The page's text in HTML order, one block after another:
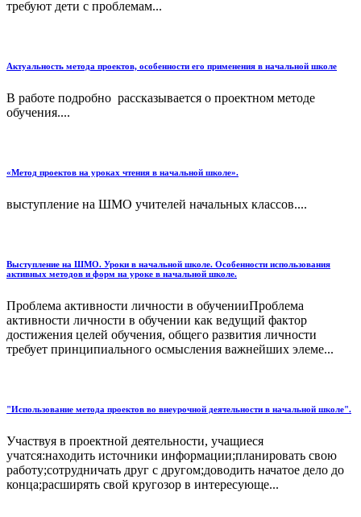
требуют дети с проблемам...
Актуальность метода проектов, особенности его применения в начальной школе
В работе подробно рассказывается о проектном методе
обучения....
«Метод проектов на уроках чтения в начальной школе».
выступление на ШМО учителей начальных классов....
Выступление на ШМО. Уроки в начальной школе. Особенности использования
активных методов и форм на уроке в начальной школе.
Проблема активности личности в обученииПроблема
активности личности в обучении как ведущий фактор
достижения целей обучения, общего развития личности
требует принципиального осмысления важнейших элеме...
"Использование метода проектов во внеурочной деятельности в начальной школе".
Участвуя в проектной деятельности, учащиеся
учатся:находить источники информации;планировать свою
работу;сотрудничать друг с другом;доводить начатое дело до
конца;расширять свой кругозор в интересующе...